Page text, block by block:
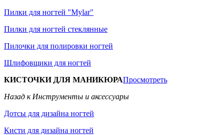
Пилки для ногтей "Mylar"
Пилки для ногтей стеклянные
Пилочки для полировки ногтей
Шлифовщики для ногтей
КИСТОЧКИ ДЛЯ МАНИКЮРАПросмотреть
Назад к Инструменты и аксессуары
Дотсы для дизайна ногтей
Кисти для дизайна ногтей